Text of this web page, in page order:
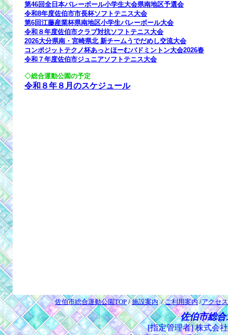
第46回全日本バレーボール小学生大会県南地区予選会
令和8年度佐伯市市長杯ソフトテニス大会
第6回江藤産業杯県南地区小学生バレーボール大会
令和８年度佐伯市クラブ対抗ソフトテニス大会
2026大分県南・宮崎県北 新チームうでだめし交流大会
コンポジットテクノ杯あっとほーむバドミントン大会2026春
令和７年度佐伯市ジュニアソフトテニス大会
◇総合運動公園の予定
令和８年８月のスケジュール
佐伯市総合運動公園TOP/施設案内/ご利用案内/アクセス
佐伯市総
[指定管理者] 株式会